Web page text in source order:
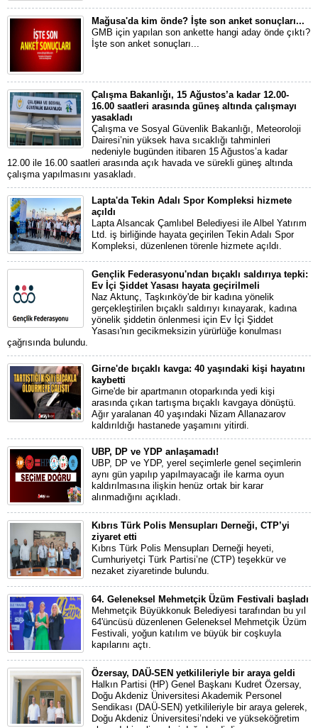
Mağusa'da kim önde? İşte son anket sonuçları...
GMB için yapılan son ankette hangi aday önde çıktı?
İşte son anket sonuçları...
Çalışma Bakanlığı, 15 Ağustos’a kadar 12.00-
16.00 saatleri arasında güneş altında çalışmayı
yasakladı
Çalışma ve Sosyal Güvenlik Bakanlığı, Meteoroloji
Dairesi’nin yüksek hava sıcaklığı tahminleri
nedeniyle bugünden itibaren 15 Ağustos’a kadar
12.00 ile 16.00 saatleri arasında açık havada ve sürekli güneş altında
çalışma yapılmasını yasakladı.
Lapta'da Tekin Adalı Spor Kompleksi hizmete
açıldı
Lapta Alsancak Çamlıbel Belediyesi ile Albel Yatırım
Ltd. iş birliğinde hayata geçirilen Tekin Adalı Spor
Kompleksi, düzenlenen törenle hizmete açıldı.
Gençlik Federasyonu'ndan bıçaklı saldırıya tepki:
Ev İçi Şiddet Yasası hayata geçirilmeli
Naz Aktunç, Taşkınköy'de bir kadına yönelik
gerçekleştirilen bıçaklı saldırıyı kınayarak, kadına
yönelik şiddetin önlenmesi için Ev İçi Şiddet
Yasası'nın gecikmeksizin yürürlüğe konulması
çağrısında bulundu.
Girne'de bıçaklı kavga: 40 yaşındaki kişi hayatını
kaybetti
Girne'de bir apartmanın otoparkında yedi kişi
arasında çıkan tartışma bıçaklı kavgaya dönüştü.
Ağır yaralanan 40 yaşındaki Nizam Allanazarov
kaldırıldığı hastanede yaşamını yitirdi.
UBP, DP ve YDP anlaşamadı!
UBP, DP ve YDP, yerel seçimlerle genel seçimlerin
aynı gün yapılıp yapılmayacağı ile karma oyun
kaldırılmasına ilişkin henüz ortak bir karar
alınmadığını açıkladı.
Kıbrıs Türk Polis Mensupları Derneği, CTP’yi
ziyaret etti
Kıbrıs Türk Polis Mensupları Derneği heyeti,
Cumhuriyetçi Türk Partisi’ne (CTP) teşekkür ve
nezaket ziyaretinde bulundu.
64. Geleneksel Mehmetçik Üzüm Festivali başladı
Mehmetçik Büyükkonuk Belediyesi tarafından bu yıl
64'üncüsü düzenlenen Geleneksel Mehmetçik Üzüm
Festivali, yoğun katılım ve büyük bir coşkuyla
kapılarını açtı.
Özersay, DAÜ-SEN yetkilileriyle bir araya geldi
Halkın Partisi (HP) Genel Başkanı Kudret Özersay,
Doğu Akdeniz Üniversitesi Akademik Personel
Sendikası (DAÜ-SEN) yetkilileriyle bir araya gelerek,
Doğu Akdeniz Üniversitesi’ndeki ve yükseköğretim